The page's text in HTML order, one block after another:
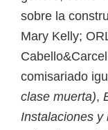
sobre la
Mary Kelly;
comisariado
clase muerta),
Instalaciones y